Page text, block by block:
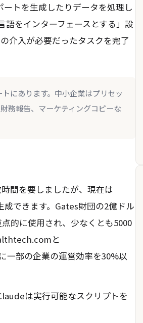
トを生成したりデータを処理し
をインターフェースとする」設
介入が必要だったタスクを完了
にあります。中小企業はプリセッ
務報告、マーケティングコピーな
間を要しましたが、現在は
できます。Gates財団の2億ドル
的に使用され、少なくとも5000
と
一部の企業の運営効率を30%以
は実行可能なスクリプトを